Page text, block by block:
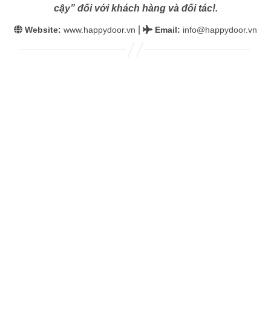
cậy” đối với khách hàng và đối tác!.
Website: www.happydoor.vn Email: info@happydoor.vn